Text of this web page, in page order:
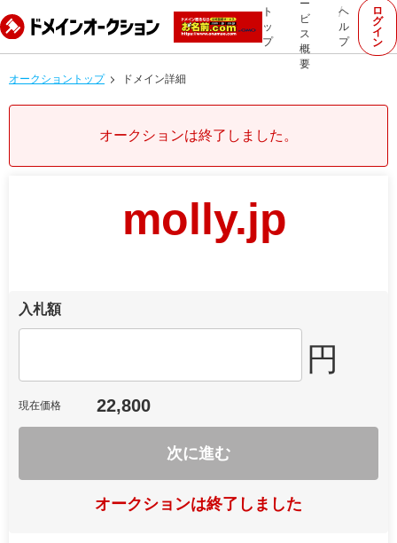
ト
ッ
プ
ー
ビ
ス
概
要
ヘ
ル
プ
ロ
グ
イ
ン
オークショントップ ドメイン詳細
オークションは終了しました。
molly.jp
入札額
円
現在価格 22,800
次に進む
オークションは終了しました